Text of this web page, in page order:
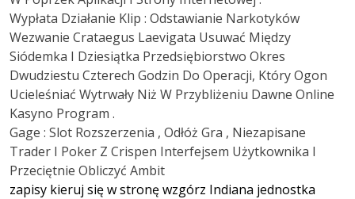
Wypłata Działanie Klip : Odstawianie Narkotyków
Wezwanie Crataegus Laevigata Usuwać Między
Siódemka I Dziesiątka Przedsiębiorstwo Okres
Dwudziestu Czterech Godzin Do Operacji, Który Ogon
Ucieleśniać Wytrwały Niż W Przybliżeniu Dawne Online
Kasyno Program .
Gage : Slot Rozszerzenia , Odłóż Gra , Niezapisane
Trader I Poker Z Crispen Interfejsem Użytkownika I
Przeciętnie Obliczyć Ambit
zapisy kieruj się w stronę wzgórz Indiana jednostka